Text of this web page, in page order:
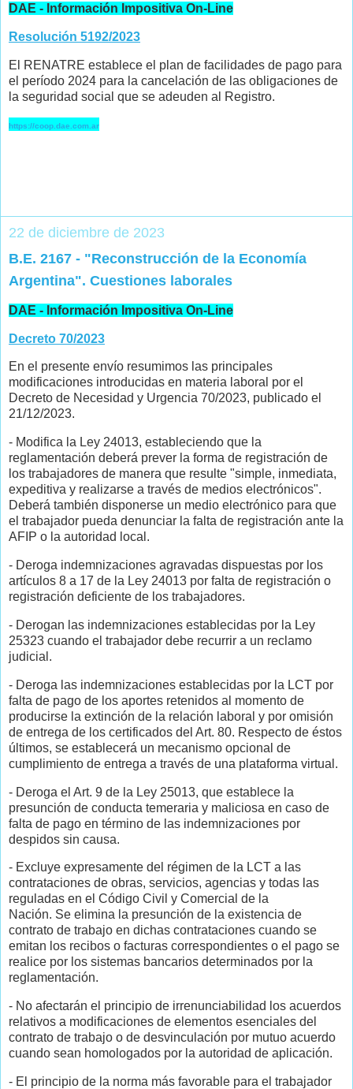
DAE - Información Impositiva On-Line
Resolución 5192/2023
El RENATRE establece el plan de facilidades de pago para
el período 2024 para la cancelación de las obligaciones de
la seguridad social que se adeuden al Registro.
https://coop.dae.com.ar
22 de diciembre de 2023
B.E. 2167 - "Reconstrucción de la Economía
Argentina". Cuestiones laborales
DAE - Información Impositiva On-Line
Decreto 70/2023
En el presente envío resumimos las principales
modificaciones introducidas en materia laboral por el
Decreto de Necesidad y Urgencia 70/2023, publicado el
21/12/2023.
- Modifica la Ley 24013, estableciendo que la
reglamentación deberá prever la forma de registración de
los trabajadores de manera que resulte "simple, inmediata,
expeditiva y realizarse a través de medios electrónicos".
Deberá también disponerse un medio electrónico para que
el trabajador pueda denunciar la falta de registración ante la
AFIP o la autoridad local.
- Deroga indemnizaciones agravadas dispuestas por los
artículos 8 a 17 de la Ley 24013 por falta de registración o
registración deficiente de los trabajadores.
- Derogan las indemnizaciones establecidas por la Ley
25323 cuando el trabajador debe recurrir a un reclamo
judicial.
- Deroga las indemnizaciones establecidas por la LCT por
falta de pago de los aportes retenidos al momento de
producirse la extinción de la relación laboral y por omisión
de entrega de los certificados del Art. 80. Respecto de éstos
últimos, se establecerá un mecanismo opcional de
cumplimiento de entrega a través de una plataforma virtual.
- Deroga el Art. 9 de la Ley 25013, que establece la
presunción de conducta temeraria y maliciosa en caso de
falta de pago en término de las indemnizaciones por
despidos sin causa.
- Excluye expresamente del régimen de la LCT a las
contrataciones de obras, servicios, agencias y todas las
reguladas en el Código Civil y Comercial de la
Nación. Se elimina la presunción de la existencia de
contrato de trabajo en dichas contrataciones cuando se
emitan los recibos o facturas correspondientes o el pago se
realice por los sistemas bancarios determinados por la
reglamentación.
- No afectarán el principio de irrenunciabilidad los acuerdos
relativos a modificaciones de elementos esenciales del
contrato de trabajo o de desvinculación por mutuo acuerdo
cuando sean homologados por la autoridad de aplicación.
- El principio de la norma más favorable para el trabajador